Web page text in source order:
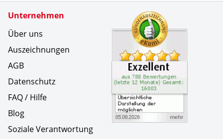
Unternehmen
Über uns
Auszeichnungen
AGB
Datenschutz
FAQ / Hilfe
Blog
Soziale Verantwortung
Zertifikate